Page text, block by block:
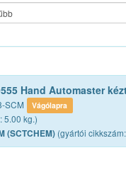
Hand Automaster
SCM Vágólapra
5.00 kg.)
(SCTCHEM) (gyártói